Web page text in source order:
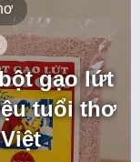
gạo lứt
tuổi thơ